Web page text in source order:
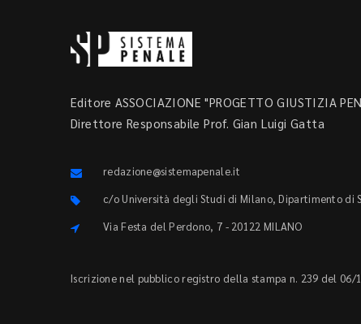
Editore ASSOCIAZIONE "PROGETTO GIUSTIZIA
Direttore Responsabile Prof. Gian Luigi Gatta
redazione@sistemapenale.it
c/o Università degli Studi di Milano, Dipartimento di
Via Festa del Perdono, 7 - 20122 MILANO
Iscrizione nel pubblico registro della stampa n. 239 del 06/